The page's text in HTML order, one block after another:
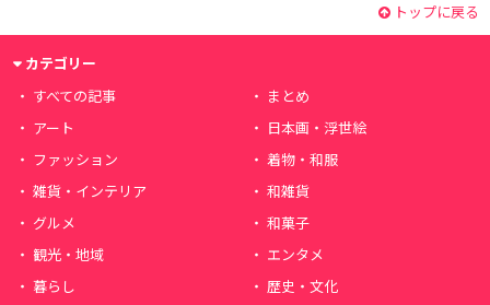
トップに戻る
カテゴリー
すべての記事
まとめ
アート
日本画・浮世絵
ファッション
着物・和服
雑貨・インテリア
和雑貨
グルメ
和菓子
観光・地域
エンタメ
暮らし
歴史・文化